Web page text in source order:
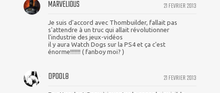
21 FEVRIER 2013
MARVELIOUS
Je suis d'accord avec Thombuilder, fallait pas
s'attendre à un truc qui allait révolutionner
l'industrie des jeux-vidéos
il y aura Watch Dogs sur la PS4 et ça c'est
énorme!!!!!!! ( fanboy moi? )
21 FEVRIER 2013
DPOOL8